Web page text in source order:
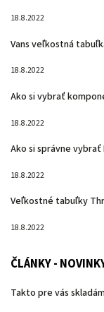
18.8.2022
Vans veľkostná
18.8.2022
Ako si vybrať
18.8.2022
Ako si správne
18.8.2022
Veľkostné tabuľky
18.8.2022
ČLÁNKY -
Takto pre vás